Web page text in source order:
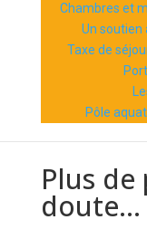
Chambres et
Un
Taxe de
Pôle
Plus de
doute…